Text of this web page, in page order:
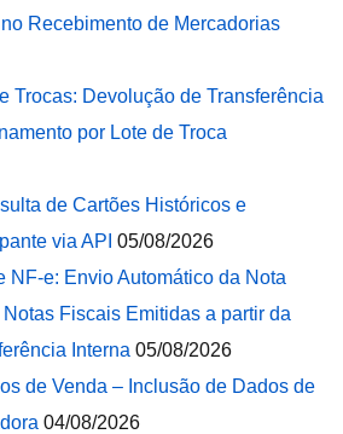
Recebimento de Mercadorias
Trocas: Devolução de Transferência
por Lote de Troca
de Cartões Históricos e
via API 05/08/2026
NF-e: Envio Automático da Nota
Fiscais Emitidas a partir da
Interna 05/08/2026
de Venda – Inclusão de Dados de
04/08/2026